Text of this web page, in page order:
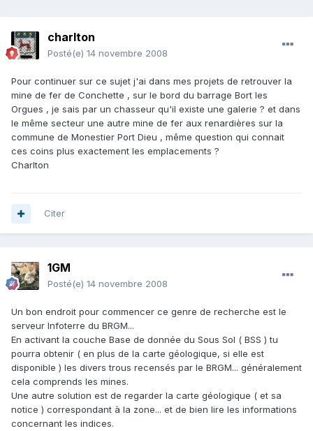
charlton
Posté(e) 14 novembre 2008
Pour continuer sur ce sujet j'ai dans mes projets de retrouver la
mine de fer de Conchette , sur le bord du barrage Bort les
Orgues , je sais par un chasseur qu'il existe une galerie ? et dans
le même secteur une autre mine de fer aux renardières sur la
commune de Monestier Port Dieu , même question qui connait
ces coins plus exactement les emplacements ?
Charlton
Citer
1GM
Posté(e) 14 novembre 2008
Un bon endroit pour commencer ce genre de recherche est le
serveur Infoterre du BRGM...
En activant la couche Base de donnée du Sous Sol ( BSS ) tu
pourra obtenir ( en plus de la carte géologique, si elle est
disponible ) les divers trous recensés par le BRGM... généralement
cela comprends les mines.
Une autre solution est de regarder la carte géologique ( et sa
notice ) correspondant à la zone... et de bien lire les informations
concernant les indices.